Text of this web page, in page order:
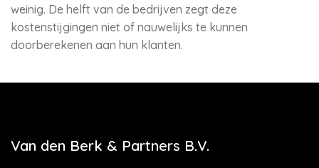
weinig. De helft van de bedrijven zegt deze
kostenstijgingen niet of nauwelijks te kunnen
doorberekenen aan hun klanten.
Van den Berk & Partners B.V.